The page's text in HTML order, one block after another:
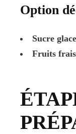
Option
Sucre glace
Fruits frais